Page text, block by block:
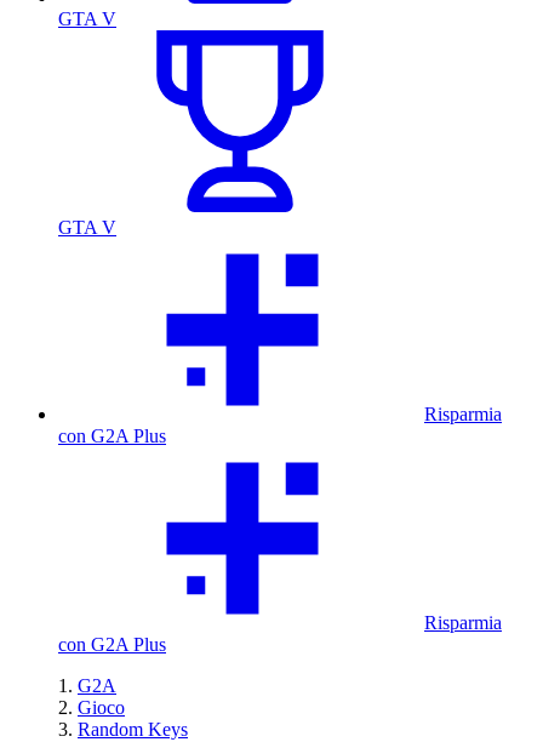
GTA V
GTA V
Risparmia
con G2A Plus
Risparmia
con G2A Plus
G2A
Gioco
Random Keys